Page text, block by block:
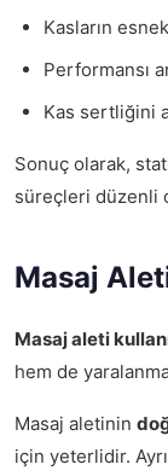
Kasların
Performansı
Kas sertliğini
Sonuç olarak,
süreçleri düzenli
Masaj
Masaj aleti
hem de
Masaj aletinin
için yeterlidir.